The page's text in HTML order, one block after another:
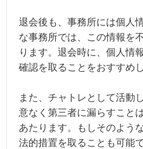
退会後も、事務所には個人
な事務所では、この情報を
ります。退会時に、個人情
確認を取ることをおすすめし
また、チャトレとして活動
意なく第三者に漏らすこと
あたります。もしそのよう
法的措置を取ることも可能で